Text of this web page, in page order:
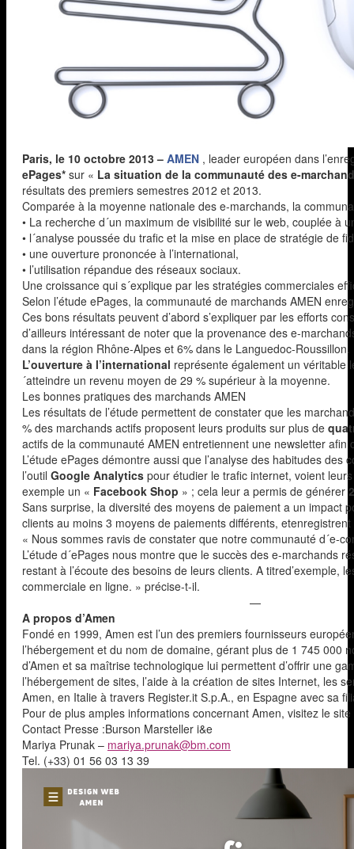
Paris, le 10 octobre 2013 – AMEN , leader européen dans
ePages* sur « La situation de la communauté des e-
résultats des premiers semestres 2012 et 2013.
Comparée à la moyenne nationale des e-marchands, la
• La recherche d´un maximum de visibilité sur le web, couplée
• l´analyse poussée du trafic et la mise en place de stratégie de
• une ouverture prononcée à l’international,
• l’utilisation répandue des réseaux sociaux.
Une croissance qui s´explique par les stratégies commerciales
Selon l’étude ePages, la communauté de marchands AMEN
Ces bons résultats peuvent d’abord s’expliquer par les efforts
d’ailleurs intéressant de noter que la provenance des e-
dans la région Rhône-Alpes et 6% dans le Languedoc-Roussillon.
L’ouverture à l’international représente également un véritable
´atteindre un revenu moyen de 29 % supérieur à la moyenne.
Les bonnes pratiques des marchands AMEN
Les résultats de l’étude permettent de constater que les
% des marchands actifs proposent leurs produits sur plus de
actifs de la communauté AMEN entretiennent une newsletter
L’étude ePages démontre aussi que l’analyse des habitudes
l’outil Google Analytics pour étudier le trafic internet, voient
exemple un « Facebook Shop » ; cela leur a permis de générer
Sans surprise, la diversité des moyens de paiement a un impact
clients au moins 3 moyens de paiements différents,
« Nous sommes ravis de constater que notre communauté d´e-
L’étude d´ePages nous montre que le succès des e-
restant à l’écoute des besoins de leurs clients. A titred’exemple,
commerciale en ligne. » précise-t-il.
—
A propos d’Amen
Fondé en 1999, Amen est l’un des premiers fournisseurs
l’hébergement et du nom de domaine, gérant plus de 1 745
d’Amen et sa maîtrise technologique lui permettent d’offrir une
l’hébergement de sites, l’aide à la création de sites Internet, les
Amen, en Italie à travers Register.it S.p.A., en Espagne avec sa
Pour de plus amples informations concernant Amen, visitez le site
Contact Presse :Burson Marsteller i&e
Mariya Prunak – mariya.prunak@bm.com
Tel. (+33) 01 56 03 13 39